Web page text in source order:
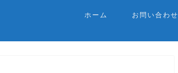
ホーム お問い合わせ